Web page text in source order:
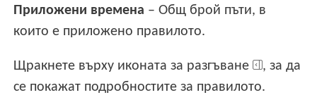
Приложени времена – Общ брой пъти, в
които е приложено правилото.
Щракнете върху иконата за разгъване
, за да
се покажат подробностите за правилото.